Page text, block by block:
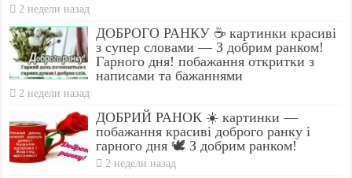
2 недели назад
ДОБРОГО РАНКУ ☕ картинки красиві
з супер словами — З добрим ранком!
Гарного дня! побажання откритки з
написами та бажаннями
2 недели назад
ДОБРИЙ РАНОК ☀️ картинки —
побажання красиві доброго ранку і
гарного дня 🕊️ З добрим ранком!
2 недели назад